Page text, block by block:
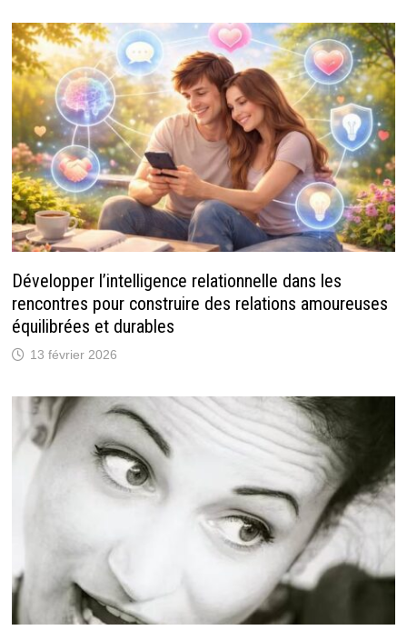
Développer l’intelligence relationnelle dans les
rencontres pour construire des relations amoureuses
équilibrées et durables
13 février 2026